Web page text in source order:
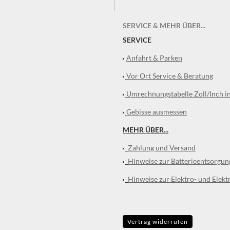
SERVICE & MEHR ÜBER...
SERVICE
Anfahrt & Parken
Vor Ort Service & Beratung
Umrechnungstabelle Zoll/Inch
Gebisse ausmessen
MEHR ÜBER...
Zahlung und Versand
Hinweise zur
Hinweise zur Elektro- und
Vertrag widerrufen